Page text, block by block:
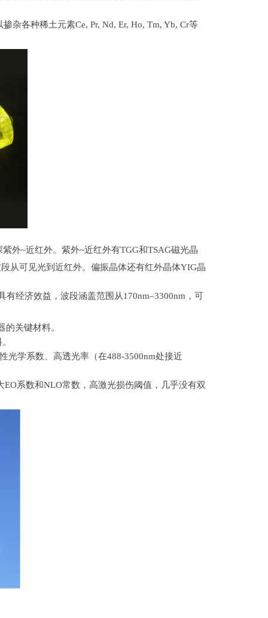
掺杂各种稀土元素Ce, Pr, Nd, Er, Ho, Tm, Yb, Cr等
紫外~近红外。紫外~近红外有TGG和TSAG磁光晶
从可见光到近红外。偏振晶体还有红外晶体YIG晶
有经济效益，波段涵盖范围从170nm–3300nm ，可
关键材料。
光学系数、高透光率（在488-3500nm处接近
EO系数和NLO常数，高激光损伤阈值，几乎没有双